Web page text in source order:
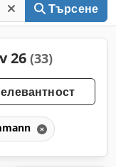
Търсене
26 (33)